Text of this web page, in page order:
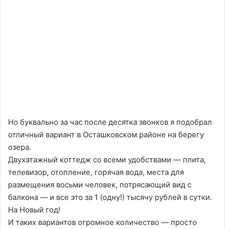
Но буквально за час после десятка звонков я подобрал
отличный вариант в Осташковском районе на берегу
озера.
Двухэтажный коттедж со всеми удобствами — плита,
телевизор, отопление, горячая вода, места для
размещения восьми человек, потрясающий вид с
балкона — и все это за 1 (одну!) тысячу рублей в сутки.
На Новый год!
И таких вариантов огромное количество — просто